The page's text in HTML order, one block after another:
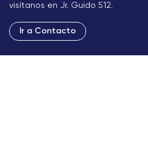
visítanos en Jr. Guido 512.
Ir a Contacto